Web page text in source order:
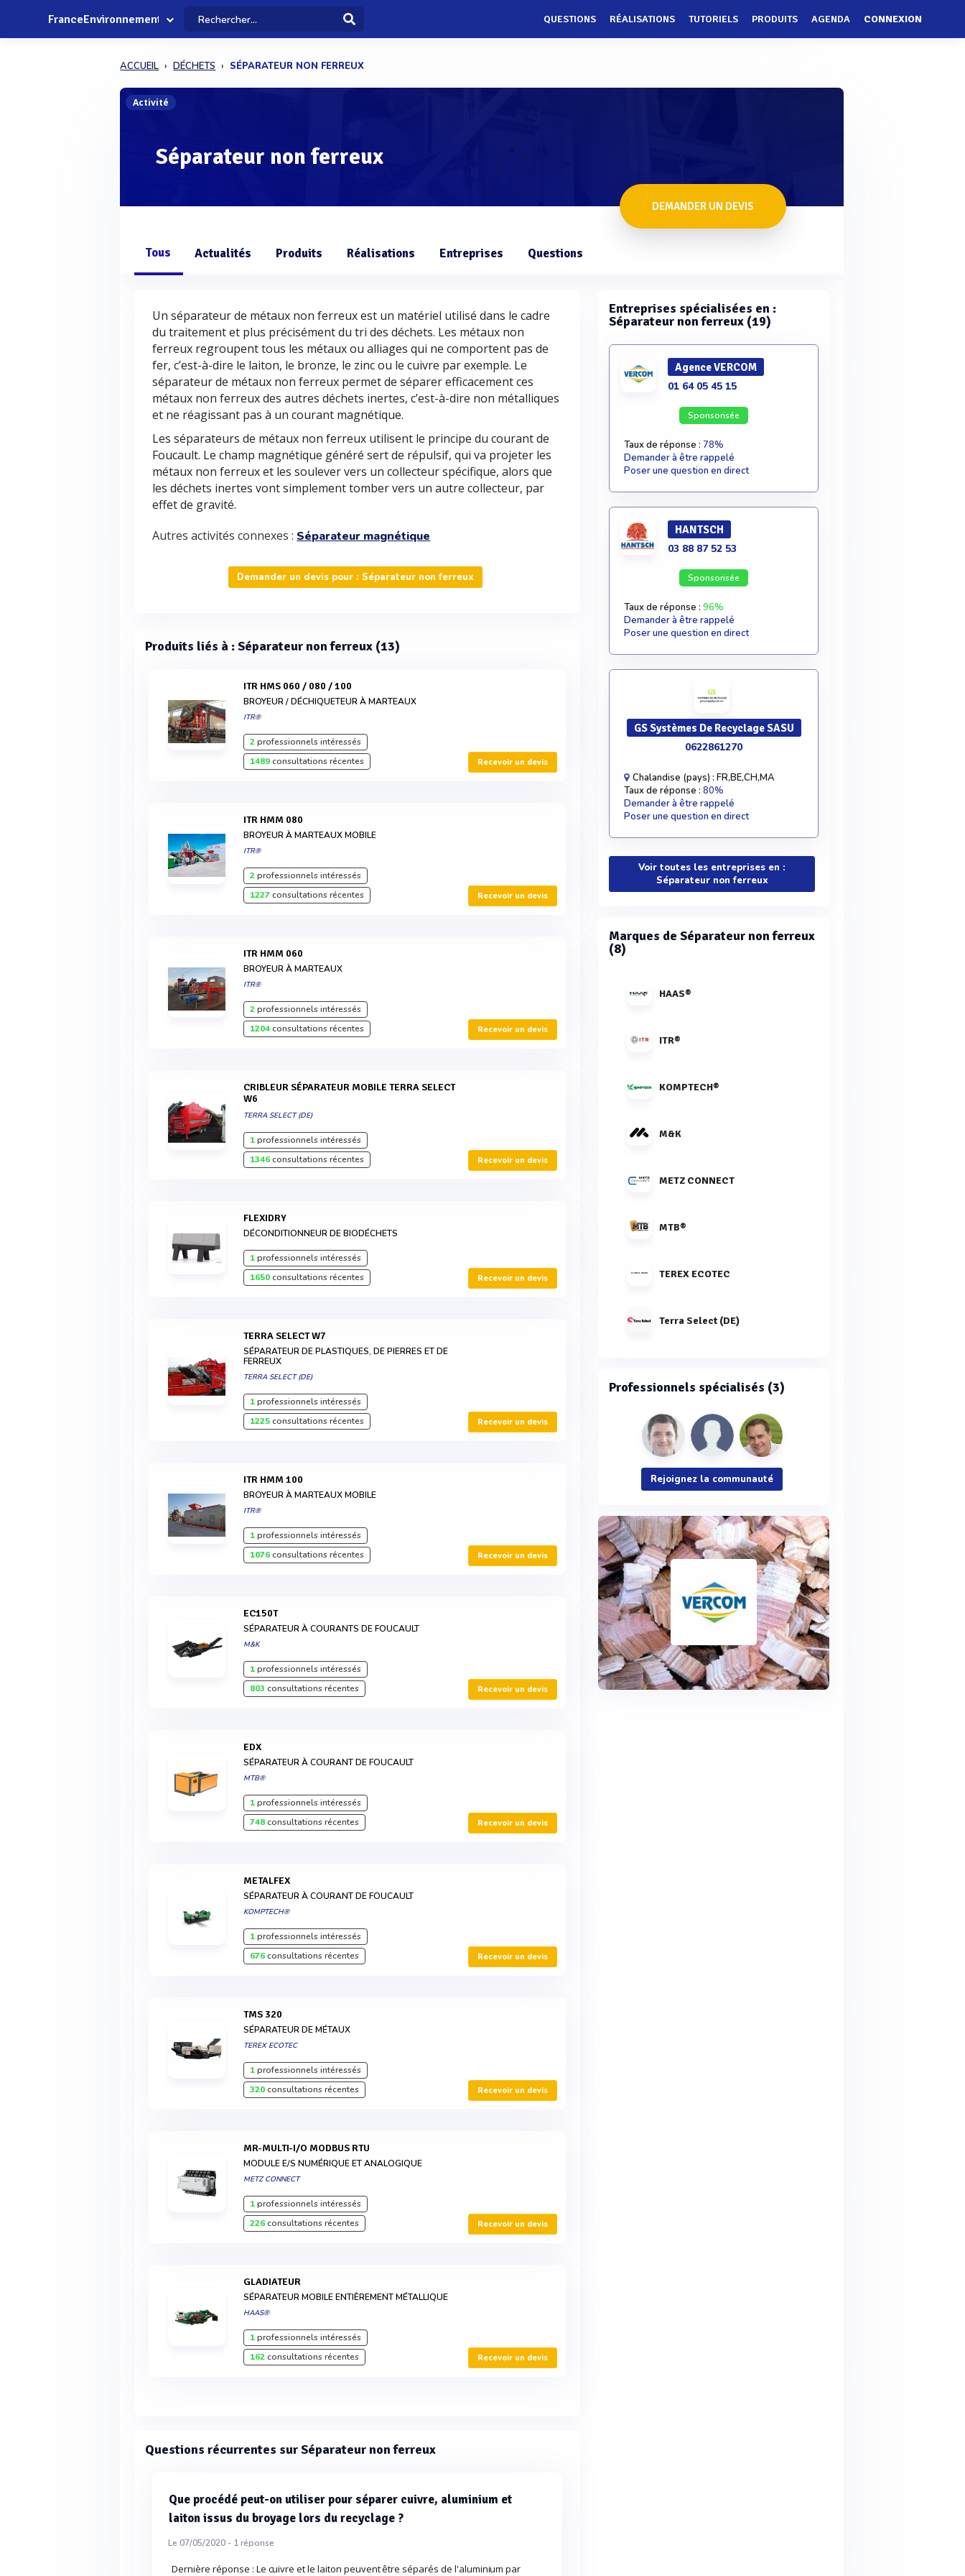
FranceEnvironnement QUESTIONS RÉALISATIONS TUTORIELS PRODUITS AGENDA CONNEXION
ACCUEIL DÉCHETS SÉPARATEUR NON FERREUX
Activité
Séparateur non ferreux
DEMANDER UN DEVIS
Tous Actualités Produits Réalisations Entreprises Questions
Un séparateur de métaux non ferreux est un matériel utilisé dans le cadre
du traitement et plus précisément du tri des déchets. Les métaux non
ferreux regroupent tous les métaux ou alliages qui ne comportent pas de
fer, c’est-à-dire le laiton, le bronze, le zinc ou le cuivre par exemple. Le
séparateur de métaux non ferreux permet de séparer efficacement ces
métaux non ferreux des autres déchets inertes, c’est-à-dire non métalliques
et ne réagissant pas à un courant magnétique.
Les séparateurs de métaux non ferreux utilisent le principe du courant de
Foucault. Le champ magnétique généré sert de répulsif, qui va projeter les
métaux non ferreux et les soulever vers un collecteur spécifique, alors que
les déchets inertes vont simplement tomber vers un autre collecteur, par
effet de gravité.
Autres activités connexes : Séparateur magnétique
Demander un devis pour : Séparateur non ferreux
Produits liés à : Séparateur non ferreux (13)
ITR HMS 060 / 080 / 100
BROYEUR / DÉCHIQUETEUR À MARTEAUX
ITR®
2professionnels intéressés
1489consultations récentes Recevoir un devis
ITR HMM 080
BROYEUR À MARTEAUX MOBILE
ITR®
2professionnels intéressés
1227consultations récentes Recevoir un devis
ITR HMM 060
BROYEUR À MARTEAUX
ITR®
2professionnels intéressés
1204consultations récentes Recevoir un devis
CRIBLEUR SÉPARATEUR MOBILE TERRA SELECT
W6
TERRA SELECT (DE)
1professionnels intéressés
1346consultations récentes Recevoir un devis
FLEXIDRY
DÉCONDITIONNEUR DE BIODÉCHETS
1professionnels intéressés
1650consultations récentes Recevoir un devis
TERRA SELECT W7
SÉPARATEUR DE PLASTIQUES, DE PIERRES ET DE
FERREUX
TERRA SELECT (DE)
1professionnels intéressés
1225consultations récentes Recevoir un devis
ITR HMM 100
BROYEUR À MARTEAUX MOBILE
ITR®
1professionnels intéressés
1076consultations récentes Recevoir un devis
EC150T
SÉPARATEUR À COURANTS DE FOUCAULT
M&K
1professionnels intéressés
803 consultations récentes Recevoir un devis
EDX
SÉPARATEUR À COURANT DE FOUCAULT
MTB®
1professionnels intéressés
748consultations récentes Recevoir un devis
METALFEX
SÉPARATEUR À COURANT DE FOUCAULT
KOMPTECH®
1professionnels intéressés
676consultations récentes Recevoir un devis
TMS 320
SÉPARATEUR DE MÉTAUX
TEREX ECOTEC
1professionnels intéressés
320consultations récentes Recevoir un devis
MR-MULTI-I/O MODBUS RTU
MODULE E/S NUMÉRIQUE ET ANALOGIQUE
METZ CONNECT
1professionnels intéressés
226consultations récentes Recevoir un devis
GLADIATEUR
SÉPARATEUR MOBILE ENTIÈREMENT MÉTALLIQUE
HAAS®
1professionnels intéressés
162consultations récentes Recevoir un devis
Questions récurrentes sur Séparateur non ferreux
Que procédé peut-on utiliser pour séparer cuivre, aluminium et
laiton issus du broyage lors du recyclage ?
Le 07/05/2020 - 1réponse
Dernière réponse : Le cuivre et le laiton peuvent être séparés de l'aluminium par
Entreprises spécialisées en :
Séparateur non ferreux (19)
Agence VERCOM
01 64 05 45 15
Sponsorisée
Taux de réponse : 78%
Demander à être rappelé
Poser une question en direct
HANTSCH
03 88 87 52 53
Sponsorisée
Taux de réponse : 96%
Demander à être rappelé
Poser une question en direct
GS Systèmes De Recyclage SASU
0622861270
Chalandise (pays) : FR,BE,CH,MA
Taux de réponse : 80%
Demander à être rappelé
Poser une question en direct
Voir toutes les entreprises en :
Séparateur non ferreux
Marques de Séparateur non ferreux
(8)
HAAS®
ITR®
KOMPTECH®
M&K
METZ CONNECT
MTB®
TEREX ECOTEC
Terra Select (DE)
Professionnels spécialisés (3)
Rejoignez la communauté